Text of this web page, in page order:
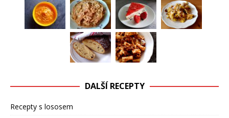
DALŠÍ RECEPTY
Recepty s lososem